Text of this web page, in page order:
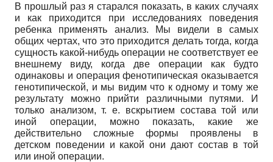
В прошлый раз я старался показать, в каких случаях
и как приходится при исследованиях поведения
ребенка применять анализ. Мы видели в самых
общих чертах, что это приходится делать тогда, когда
сущность какой-нибудь операции не соответствует ее
внешнему виду, когда две операции как будто
одинаковы и операция фенотипическая оказывается
генотипической, и мы видим что к одному и тому же
результату можно прийти различными путями. И
только анализом, т. е. вскрытием состава той или
иной операции, можно показать, какие же
действительно сложные формы проявлены в
детском поведении и какой они дают состав в той
или иной операции.